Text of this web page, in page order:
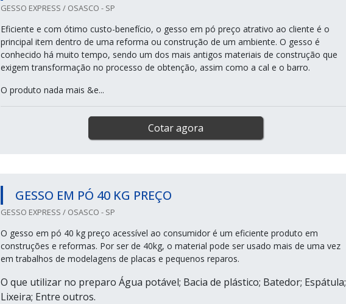
GESSO EXPRESS / OSASCO - SP
Eficiente e com ótimo custo-benefício, o gesso em pó preço atrativo ao cliente é o
principal item dentro de uma reforma ou construção de um ambiente. O gesso é
conhecido há muito tempo, sendo um dos mais antigos materiais de construção que
exigem transformação no processo de obtenção, assim como a cal e o barro.
O produto nada mais &e...
Cotar agora
GESSO EM PÓ 40 KG PREÇO
GESSO EXPRESS / OSASCO - SP
O gesso em pó 40 kg preço acessível ao consumidor é um eficiente produto em
construções e reformas. Por ser de 40kg, o material pode ser usado mais de uma vez
em trabalhos de modelagens de placas e pequenos reparos.
O que utilizar no preparo Água potável; Bacia de plástico; Batedor; Espátula;
Lixeira; Entre outros.